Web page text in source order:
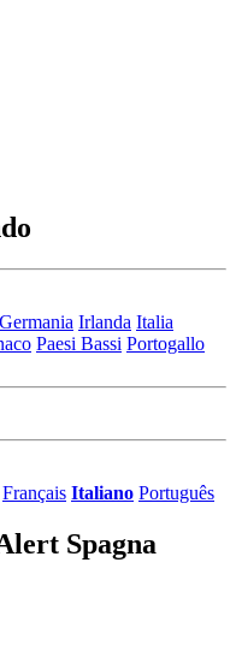
Germania Irlanda Italia
Paesi Bassi Portogallo
Français Italiano Português
Spagna